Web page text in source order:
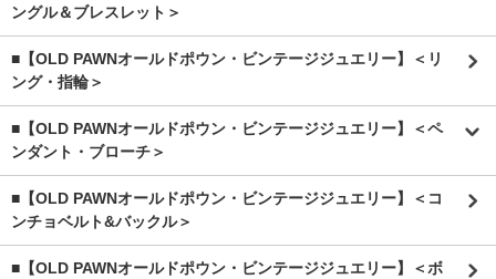
ングル＆ブレスレット＞
■【OLD PAWNオールドポウン・ビンテージジュエリー】＜リ
ング・指輪＞
■【OLD PAWNオールドポウン・ビンテージジュエリー】＜ペ
ンダント・ブローチ＞
■【OLD PAWNオールドポウン・ビンテージジュエリー】＜コ
ンチョベルト&バックル＞
■【OLD PAWNオールドポウン・ビンテージジュエリー】＜ボ